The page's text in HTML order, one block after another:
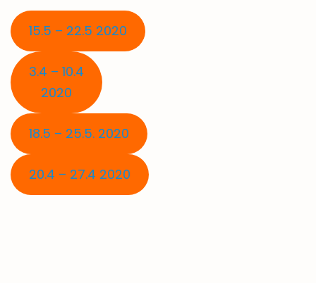
15.5 – 22.5 2020
3.4 – 10.4
2020
18.5 – 25.5. 2020
20.4 – 27.4 2020